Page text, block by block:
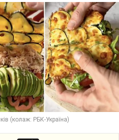
(колаж: РБК-Україна)